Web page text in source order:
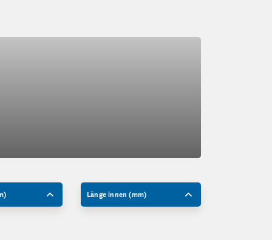
Länge innen (mm)